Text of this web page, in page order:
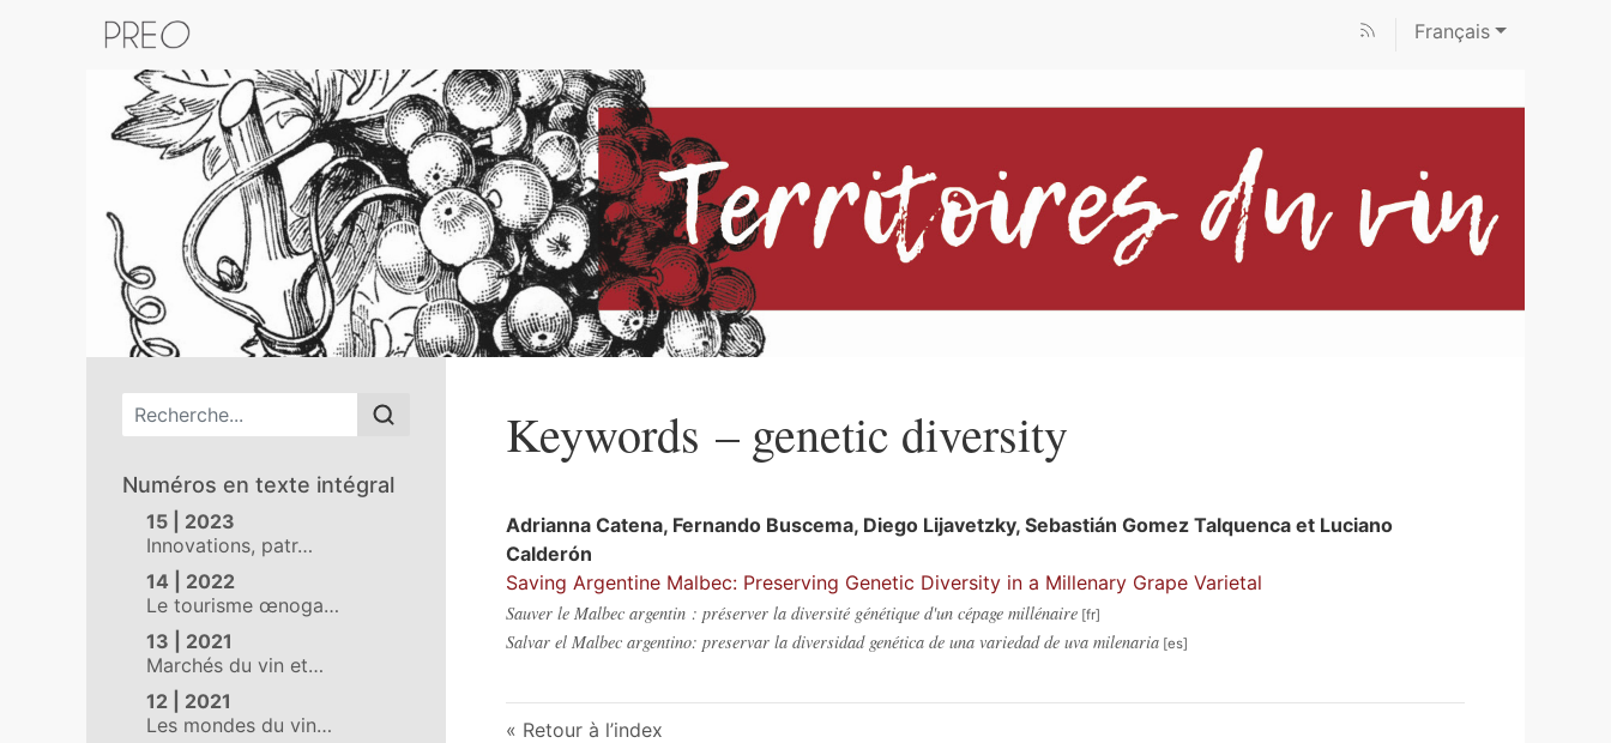
Français
Menu principal
Numéros en texte intégral
15 | 2023
Innovations, patr…
14 | 2022
Le tourisme œnoga…
13 | 2021
Marchés du vin et…
12 | 2021
Les mondes du vin…
Keywords – genetic diversity
Adrianna Catena, Fernando Buscema, Diego Lijavetzky, Sebastián Gomez Talquenca et Luciano
Calderón
Saving Argentine Malbec: Preserving Genetic Diversity in a Millenary Grape Varietal
Sauver le Malbec argentin : préserver la diversité génétique d'un cépage millénaire
Salvar el Malbec argentino: preservar la diversidad genética de una variedad de uva milenaria
Retour à l’index